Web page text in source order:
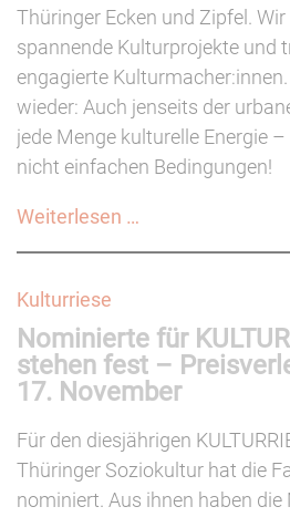
Thüringer Ecken und Zipfel.
spannende Kulturprojekte und
engagierte
wieder: Auch jenseits der
jede Menge kulturelle Energie
nicht einfachen Bedingungen!
Weiterlesen …
zum
Hausbesuch
Soziokultur
Kulturriese
Nominierte für
stehen fest –
17. November
Für den diesjährigen
Thüringer Soziokultur hat die
nominiert. Aus ihnen haben die